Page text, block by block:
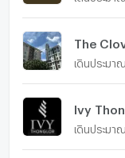
The
เดินประมา
Ivy
เดินประมา